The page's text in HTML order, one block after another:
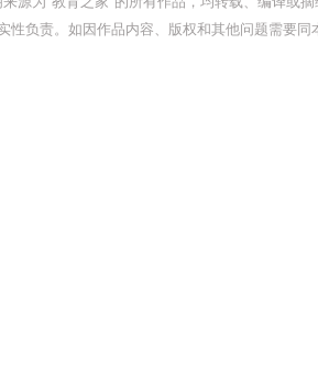
性负责。如因作品内容、版权和其他问题需要